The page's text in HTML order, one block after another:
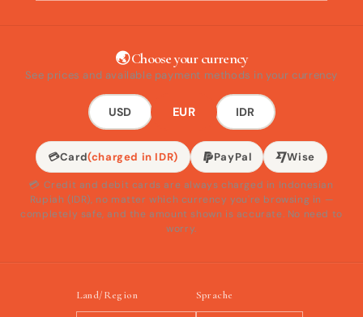
🌏 Choose your currency
See prices and available payment methods in your currency
USD EUR IDR
💳Card(charged in IDR) PayPal Wise
💳 Credit and debit cards are always charged in Indonesian
Rupiah (IDR), no matter which currency you're browsing in —
completely safe, and the amount shown is accurate. No need to
worry.
Land/Region Sprache